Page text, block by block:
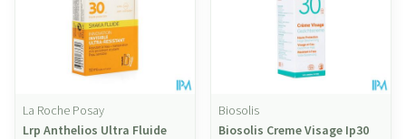
La Roche Posay
Lrp Anthelios Ultra Fluide
Biosolis
Biosolis Creme Visage Ip30